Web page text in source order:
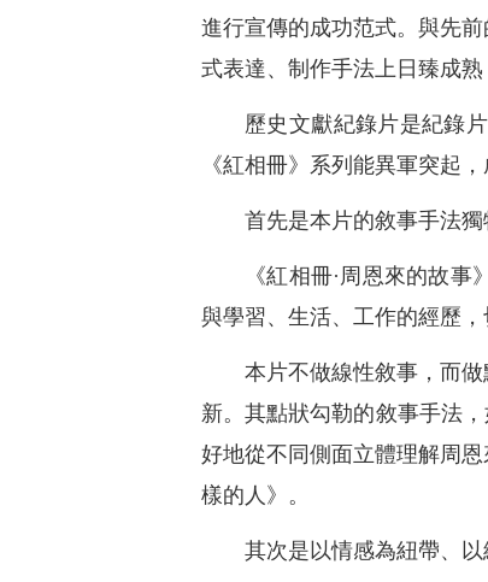
進行宣傳的成功范式。與先
式表達、制作手法上日臻成
歷史文獻紀錄片是紀錄
《紅相冊》系列能異軍突起
首先是本片的敘事手法
《紅相冊·周恩來的故
與學習、生活、工作的經歷
本片不做線性敘事，而
新。其點狀勾勒的敘事手法
好地從不同側面立體理解周
樣的人》。
其次是以情感為紐帶、